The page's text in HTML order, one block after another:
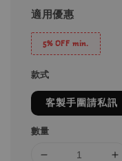
適用優惠
5% OFF min.
款式
客製手圍請私訊
數量